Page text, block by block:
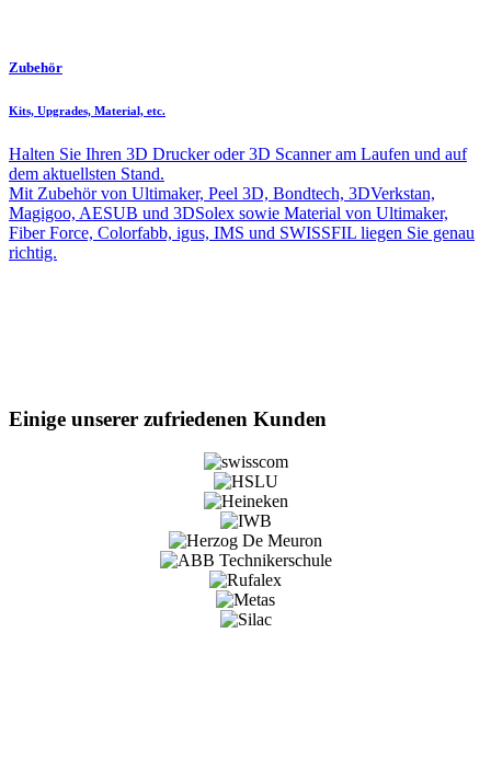
Zubehör
Kits, Upgrades, Material, etc.
Halten Sie Ihren 3D Drucker oder 3D Scanner am Laufen und auf
dem aktuellsten Stand.
Mit Zubehör von Ultimaker, Peel 3D, Bondtech, 3DVerkstan,
Magigoo, AESUB und 3DSolex sowie Material von Ultimaker,
Fiber Force, Colorfabb, igus, IMS und SWISSFIL liegen Sie genau
richtig.
Einige unserer zufriedenen Kunden